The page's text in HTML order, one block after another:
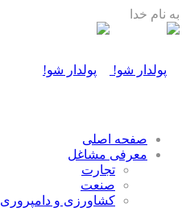
به نام خدا
صفحه اصلی
معرفی مشاغل
تجارت
صنعت
كشاورزی و دامپروری